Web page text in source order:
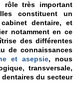
rôle très important
constituent un
dentaire, et
notamment en ce
des différentes
de connaissances
et asepsie, nous
transversale,
du secteur